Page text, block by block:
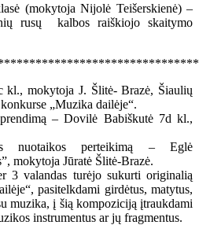
(mokytoja Nijolė Teišerskienė) –
rusų kalbos raiškiojo skaitymo
mokytoja J. Šlitė- Brazė, Šiaulių
„Muzika dailėje“.
– Dovilė Babiškutė 7d kl.,
nuotaikos perteikimą – Eglė
mokytoja Jūratė Šlitė-Brazė.
3 valandas turėjo sukurti originalią
pasitelkdami girdėtus, matytus,
muzika, į šią kompoziciją įtraukdami
instrumentus ar jų fragmentus.